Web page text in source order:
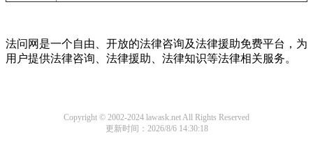
法问网是一个自由、开放的法律咨询及法律援助免费平台，为
用户提供法律咨询、法律援助、法律知识等法律相关服务。
Copyright © 2002-2024 lawask.net All Rights Reserved
更新时间：2026/8/6 14:30:18